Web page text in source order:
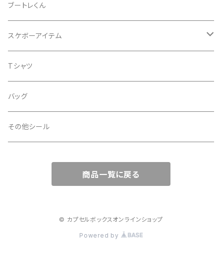
スペース
扇
タマムシ
ノーマル
透明
グリッター
蓄光
金
銀
缶バッチ
Tシャツ
バッグ
iphoneケース
ブートレくん
スケボーアイテム
デッキテープ
シール
Tシャツ
バッグ
その他シール
商品一覧に戻る
© カプセルボックスオンラインショップ
Powered by